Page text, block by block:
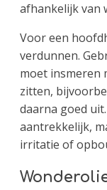
afhankelijk van
Voor een
verdunnen.
moet insmeren
zitten,
daarna goed
aantrekkelijk,
irritatie of